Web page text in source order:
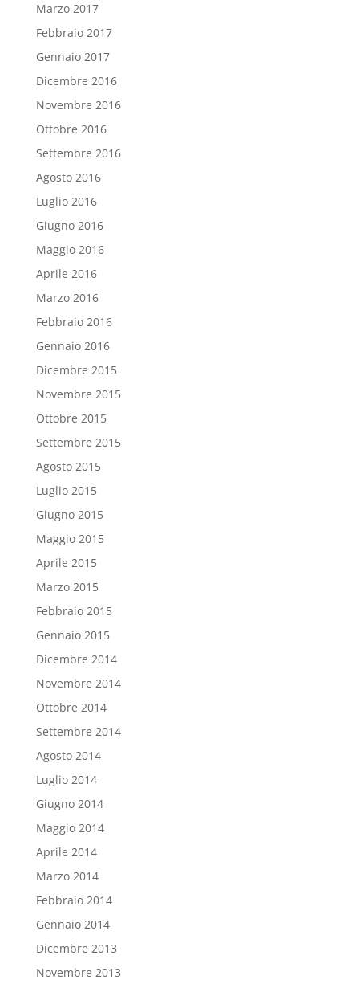
Marzo 2017
Febbraio 2017
Gennaio 2017
Dicembre 2016
Novembre 2016
Ottobre 2016
Settembre 2016
Agosto 2016
Luglio 2016
Giugno 2016
Maggio 2016
Aprile 2016
Marzo 2016
Febbraio 2016
Gennaio 2016
Dicembre 2015
Novembre 2015
Ottobre 2015
Settembre 2015
Agosto 2015
Luglio 2015
Giugno 2015
Maggio 2015
Aprile 2015
Marzo 2015
Febbraio 2015
Gennaio 2015
Dicembre 2014
Novembre 2014
Ottobre 2014
Settembre 2014
Agosto 2014
Luglio 2014
Giugno 2014
Maggio 2014
Aprile 2014
Marzo 2014
Febbraio 2014
Gennaio 2014
Dicembre 2013
Novembre 2013